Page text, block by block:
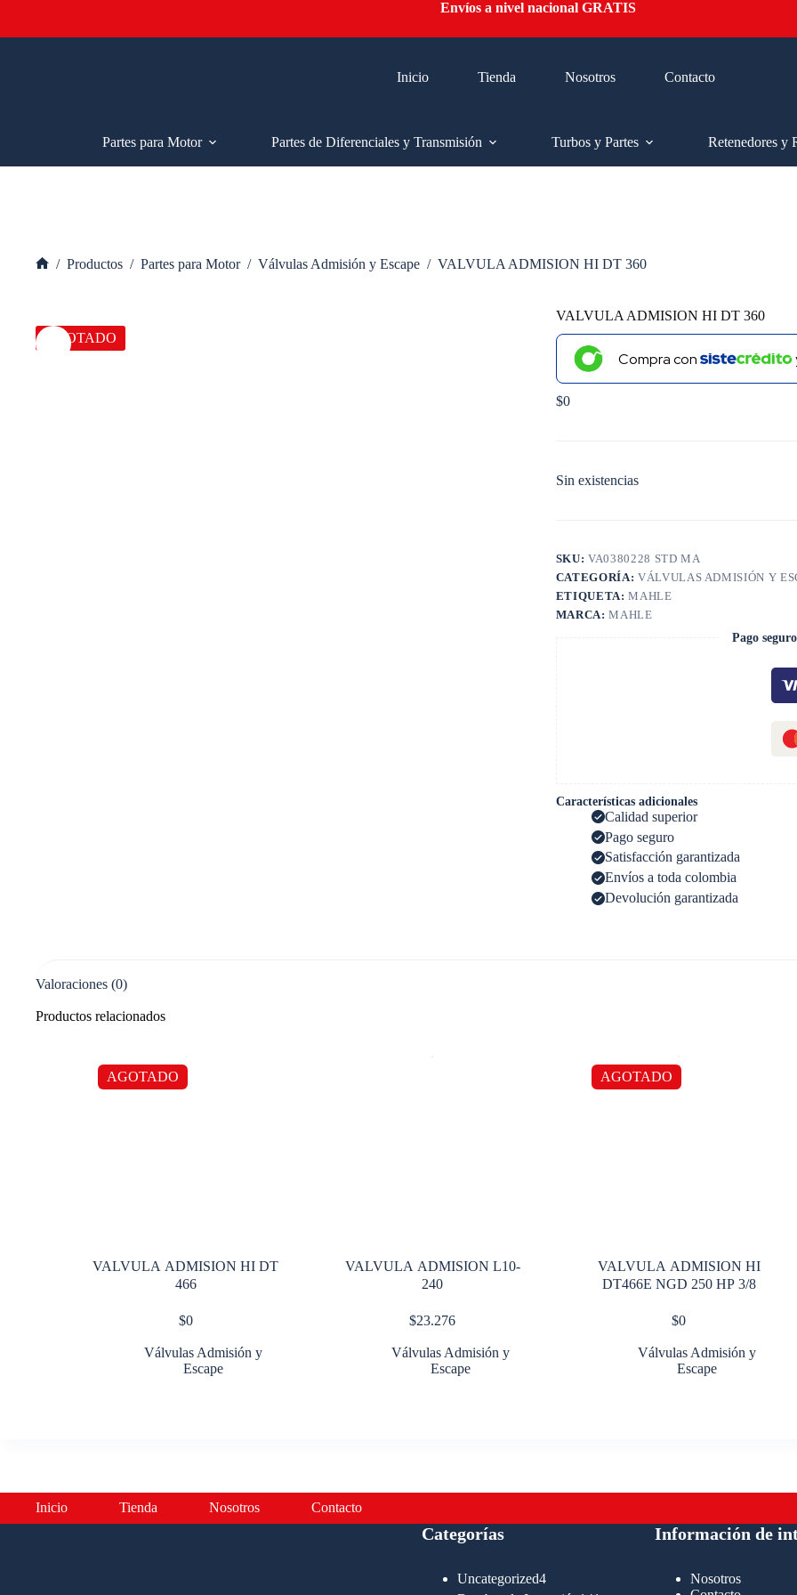
contenido
Envíos a nivel nacional GRATIS
Inicio Tienda Nosotros Contacto
Partes para Motor
Partes de Diferenciales y Transmisión Turbos y Partes Retenedores y
/ Productos / Partes para Motor / Válvulas Admisión y Escape / VALVULA ADMISION HI DT 360
AGOTADO
VALVULA ADMISION HI DT 360
Compra con
$0
Sin existencias
SKU:VA0380228 STD MA
CATEGORÍA: VÁLVULAS ADMISIÓN Y
ETIQUETA:MAHLE
MARCA:MAHLE
Pago
Características adicionales
Calidad superior
Pago seguro
Satisfacción garantizada
Envíos a toda colombia
Devolución garantizada
Valoraciones (0)
Productos relacionados
AGOTADO
VALVULA ADMISION HI DT
466
$0
Válvulas Admisión y
Escape
VALVULA ADMISION L10-
240
$23.276
Válvulas Admisión y
Escape
AGOTADO
VALVULA ADMISION HI
DT466E NGD 250 HP 3/8
$0
Válvulas Admisión y
Escape
Inicio Tienda Nosotros Contacto
Categorías
Uncategorized44
Información de
Nosotros